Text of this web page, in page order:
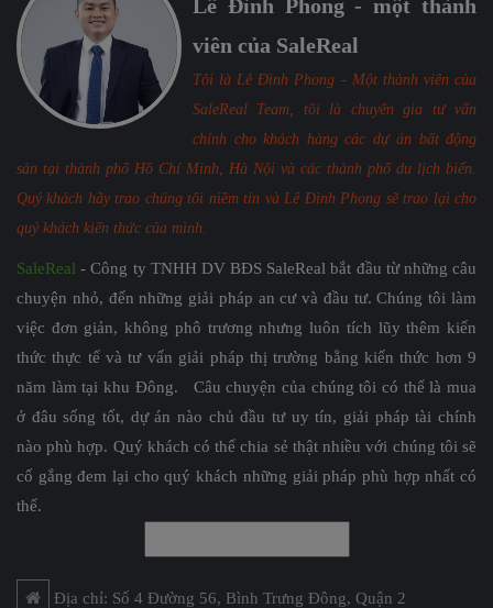
Lê Đình Phong - một thành
viên của SaleReal
Tôi là Lê Đình Phong - Một thành viên của
SaleReal Team, tôi là chuyên gia tư vấn
chính cho khách hàng các dự án bất động
sản tại thành phố Hồ Chí Minh, Hà Nội và các thành phố du lịch biển.
Quý khách hãy trao chúng tôi niềm tin và Lê Đình Phong sẽ trao lại cho
quý khách kiến thức của mình.
SaleReal - Công ty TNHH DV BĐS SaleReal bắt đầu từ những câu
chuyện nhỏ, đến những giải pháp an cư và đầu tư. Chúng tôi làm
việc đơn giản, không phô trương nhưng luôn tích lũy thêm kiến
thức thực tế và tư vấn giải pháp thị trường bằng kiến thức hơn 9
năm làm tại khu Đông. Câu chuyện của chúng tôi có thể là mua
ở đâu sống tốt, dự án nào chủ đầu tư uy tín, giải pháp tài chính
nào phù hợp. Quý khách có thể chia sẻ thật nhiều với chúng tôi sẽ
cố gắng đem lại cho quý khách những giải pháp phù hợp nhất có
thể.
Địa chỉ: Số 4 Đường 56, Bình Trưng Đông, Quận 2